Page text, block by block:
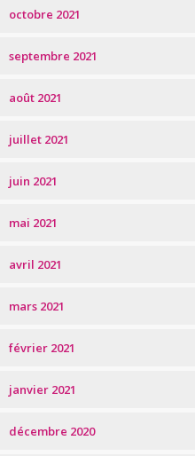
octobre 2021
septembre 2021
août 2021
juillet 2021
juin 2021
mai 2021
avril 2021
mars 2021
février 2021
janvier 2021
décembre 2020